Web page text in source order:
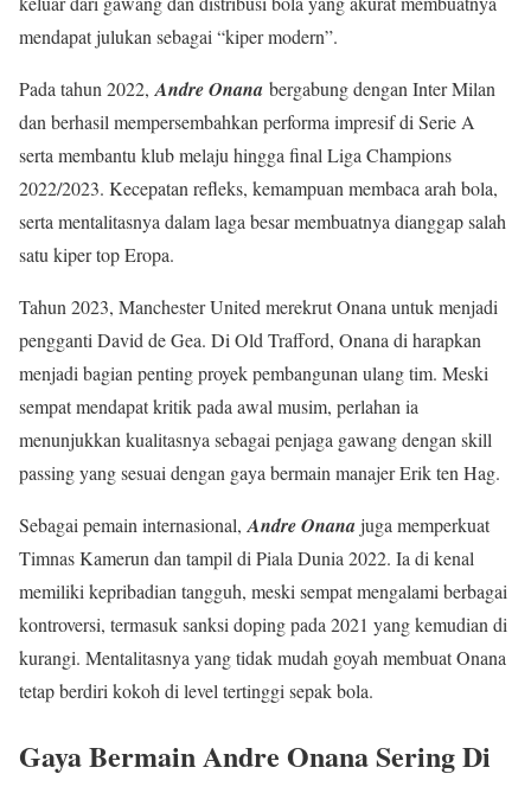
mendapat julukan sebagai “kiper modern”.
Pada tahun 2022, Andre Onana bergabung dengan Inter Milan
dan berhasil mempersembahkan performa impresif di Serie A
serta membantu klub melaju hingga final Liga Champions
2022/2023. Kecepatan refleks, kemampuan membaca arah bola,
serta mentalitasnya dalam laga besar membuatnya dianggap salah
satu kiper top Eropa.
Tahun 2023, Manchester United merekrut Onana untuk menjadi
pengganti David de Gea. Di Old Trafford, Onana di harapkan
menjadi bagian penting proyek pembangunan ulang tim. Meski
sempat mendapat kritik pada awal musim, perlahan ia
menunjukkan kualitasnya sebagai penjaga gawang dengan skill
passing yang sesuai dengan gaya bermain manajer Erik ten Hag.
Sebagai pemain internasional, Andre Onanajuga memperkuat
Timnas Kamerun dan tampil di Piala Dunia 2022. Ia di kenal
memiliki kepribadian tangguh, meski sempat mengalami berbagai
kontroversi, termasuk sanksi doping pada 2021 yang kemudian di
kurangi. Mentalitasnya yang tidak mudah goyah membuat Onana
tetap berdiri kokoh di level tertinggi sepak bola.
Gaya Bermain Andre Onana Sering Di